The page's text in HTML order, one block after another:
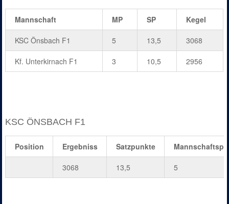
Mannschaft MP SP Kegel
KSC Önsbach F1 5 13,5 3068
Kf. Unterkirnach F1 3 10,5 2956
KSC ÖNSBACH F1
Position Ergebniss Satzpunkte
3068 13,5 5